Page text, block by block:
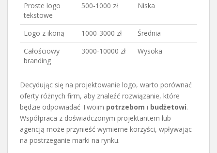
Proste logo
tekstowe
500-1000 zł Niska
Logo z ikoną 1000-3000 zł
Średnia
Całościowy
branding
3000-10000 zł Wysoka
Decydując się na projektowanie logo, warto porównać
oferty różnych firm, aby znaleźć rozwiązanie, które
będzie odpowiadać Twoim potrzebom i budżetowi.
Współpraca z doświadczonym projektantem lub
agencją może przynieść wymierne korzyści, wpływając
na postrzeganie marki na rynku.